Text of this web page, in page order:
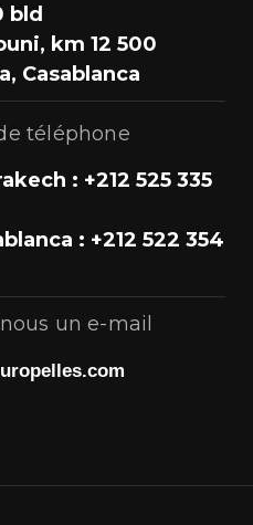
bld
km 12 500
Casablanca
téléphone
: +212 525 335
: +212 522 354
un e-mail